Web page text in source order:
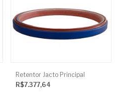
Retentor Jacto Principal
R$7.377,64